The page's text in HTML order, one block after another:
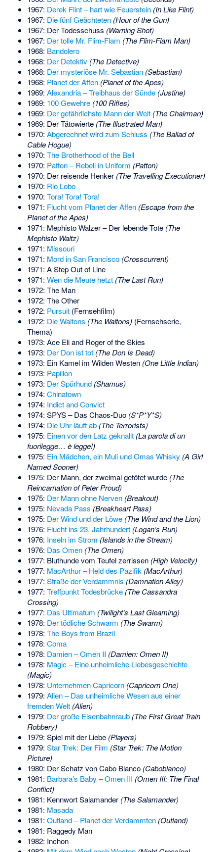
1967: Derek Flint – hart wie Feuerstein (In Like Flint)
1967: Die fünf Geächteten (Hour of the Gun)
1967: Der Todesschuss (Warning Shot)
1967: Der tolle Mr. Flim-Flam (The Flim-Flam Man)
1968: Bandolero
1968: Der Detektiv (The Detective)
1968: Der mysteriöse Mr. Sebastian (Sebastian)
1968: Planet der Affen (Planet of the Apes)
1969: Alexandria – Treibhaus der Sünde (Justine)
1969: 100 Gewehre (100 Rifles)
1969: Der gefährlichste Mann der Welt (The Chairman)
1969: Der Tätowierte (The Illustrated Man)
1970: Abgerechnet wird zum Schluss (The Ballad of
Cable Hogue)
1970: The Brotherhood of the Bell
1970: Patton – Rebell in Uniform (Patton)
1970: Der reisende Henker (The Travelling Executioner)
1970: Rio Lobo
1970: Tora! Tora! Tora!
1971: Flucht vom Planet der Affen (Escape from the
Planet of the Apes)
1971: Mephisto Walzer – Der lebende Tote (The
Mephisto Waltz)
1971: Missouri
1971: Mord in San Francisco (Crosscurrent)
1971: A Step Out of Line
1971: Wen die Meute hetzt (The Last Run)
1972: The Man
1972: The Other
1972: Pursuit(Fernsehfilm)
1972: Die Waltons (The Waltons)(Fernsehserie,
Thema)
1973: Ace Eli and Roger of the Skies
1973: Der Don ist tot (The Don Is Dead)
1973: Ein Kamel im Wilden Westen (One Little Indian)
1973: Papillon
1973: Der Spürhund (Shamus)
1974: Chinatown
1974: Indict and Convict
1974: SPYS – Das Chaos-Duo (S*P*Y*S)
1974: Die Uhr läuft ab (The Terrorists)
1975: Einen vor den Latz geknallt (La parola di un
fuorilegge… è legge!)
1975: Ein Mädchen, ein Muli und Omas Whisky (A Girl
Named Sooner)
1975: Der Mann, der zweimal getötet wurde (The
Reincarnation of Peter Proud)
1975: Der Mann ohne Nerven (Breakout)
1975: Nevada Pass (Breakheart Pass)
1975: Der Wind und der Löwe (The Wind and the Lion)
1976: Flucht ins 23. Jahrhundert (Logan’s Run)
1976: Inseln im Strom (Islands in the Stream)
1976: Das Omen (The Omen)
1977: Bluthunde vom Teufel zerrissen (High Velocity)
1977: MacArthur – Held des Pazifik (MacArthur)
1977: Straße der Verdammnis (Damnation Alley)
1977: Treffpunkt Todesbrücke (The Cassandra
Crossing)
1977: Das Ultimatum (Twilight’s Last Gleaming)
1978: Der tödliche Schwarm (The Swarm)
1978: The Boys from Brazil
1978: Coma
1978: Damien – Omen II (Damien: Omen II)
1978: Magic – Eine unheimliche Liebesgeschichte
(Magic)
1978: Unternehmen Capricorn (Capricorn One)
1979: Alien – Das unheimliche Wesen aus einer
fremden Welt (Alien)
1979: Der große Eisenbahnraub (The First Great Train
Robbery)
1979: Spiel mit der Liebe (Players)
1979: Star Trek: Der Film (Star Trek: The Motion
Picture)
1980: Der Schatz von Cabo Blanco (Caboblanco)
1981: Barbara’s Baby – Omen III (Omen III: The Final
Conflict)
1981: Kennwort Salamander (The Salamander)
1981: Masada
1981: Outland – Planet der Verdammten (Outland)
1981: Raggedy Man
1982: Inchon